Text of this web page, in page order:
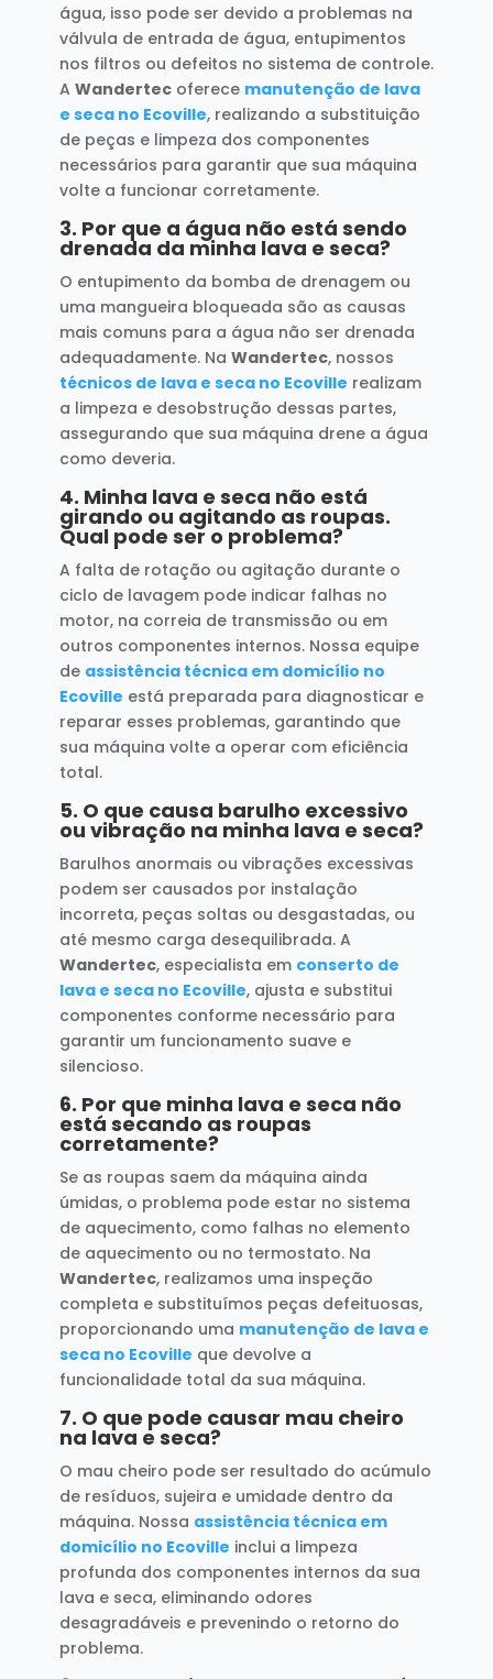
água, isso pode ser devido a problemas na
válvula de entrada de água, entupimentos
nos filtros ou defeitos no sistema de controle.
A Wandertecoferece manutenção de lava
e seca no Ecoville, realizando a substituição
de peças e limpeza dos componentes
necessários para garantir que sua máquina
volte a funcionar corretamente.
3. Por que a água não está sendo
drenada da minha lava e seca?
O entupimento da bomba de drenagem ou
uma mangueira bloqueada são as causas
mais comuns para a água não ser drenada
adequadamente. Na Wandertec, nossos
técnicos de lava e seca no Ecoville realizam
a limpeza e desobstrução dessas partes,
assegurando que sua máquina drene a água
como deveria.
4. Minha lava e seca não está
girando ou agitando as roupas.
Qual pode ser o problema?
A falta de rotação ou agitação durante o
ciclo de lavagem pode indicar falhas no
motor, na correia de transmissão ou em
outros componentes internos. Nossa equipe
de assistência técnica em domicílio no
Ecoville está preparada para diagnosticar e
reparar esses problemas, garantindo que
sua máquina volte a operar com eficiência
total.
5. O que causa barulho excessivo
ou vibração na minha lava e seca?
Barulhos anormais ou vibrações excessivas
podem ser causados por instalação
incorreta, peças soltas ou desgastadas, ou
até mesmo carga desequilibrada. A
Wandertec, especialista em conserto de
lava e seca no Ecoville, ajusta e substitui
componentes conforme necessário para
garantir um funcionamento suave e
silencioso.
6. Por que minha lava e seca não
está secando as roupas
corretamente?
Se as roupas saem da máquina ainda
úmidas, o problema pode estar no sistema
de aquecimento, como falhas no elemento
de aquecimento ou no termostato. Na
Wandertec, realizamos uma inspeção
completa e substituímos peças defeituosas,
proporcionando uma manutenção de lava e
seca no Ecoville que devolve a
funcionalidade total da sua máquina.
7. O que pode causar mau cheiro
na lava e seca?
O mau cheiro pode ser resultado do acúmulo
de resíduos, sujeira e umidade dentro da
máquina. Nossa assistência técnica em
domicílio no Ecoville inclui a limpeza
profunda dos componentes internos da sua
lava e seca, eliminando odores
desagradáveis e prevenindo o retorno do
problema.